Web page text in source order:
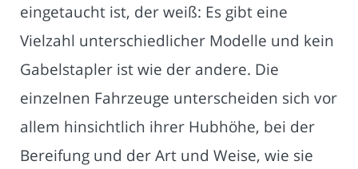
eingetaucht ist, der weiß: Es gibt eine
Vielzahl unterschiedlicher Modelle und kein
Gabelstapler ist wie der andere. Die
einzelnen Fahrzeuge unterscheiden sich vor
allem hinsichtlich ihrer Hubhöhe, bei der
Bereifung und der Art und Weise, wie sie